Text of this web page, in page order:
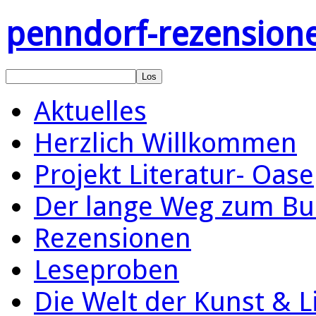
penndorf-
Aktuelles
Herzlich Willkommen
Projekt Literatur- Oase
Der lange Weg zum
Rezensionen
Leseproben
Die Welt der Kunst &